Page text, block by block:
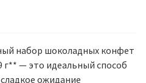
набор шоколадных конфет
г** — это идеальный способ
ожидание